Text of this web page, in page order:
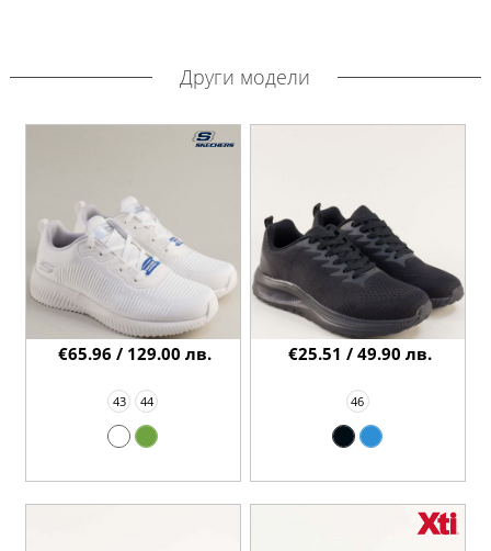
Други модели
43 44
€65.96 / 129.00 лв.
46
€25.51 / 49.90 лв.